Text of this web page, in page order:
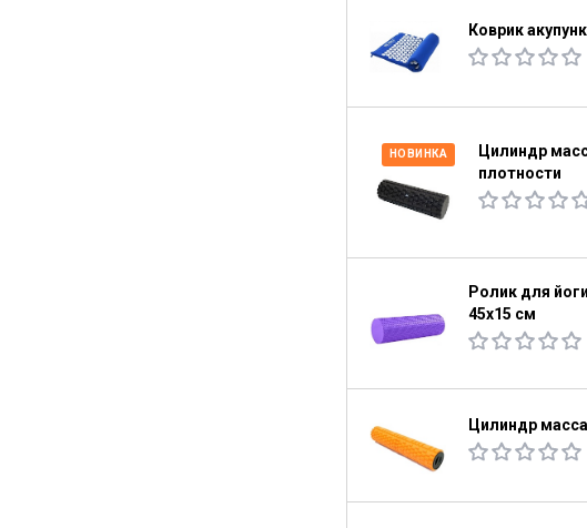
Коврик
НОВИНКА
Цилиндр
плотности
Ролик для
45х15 см
Цилиндр